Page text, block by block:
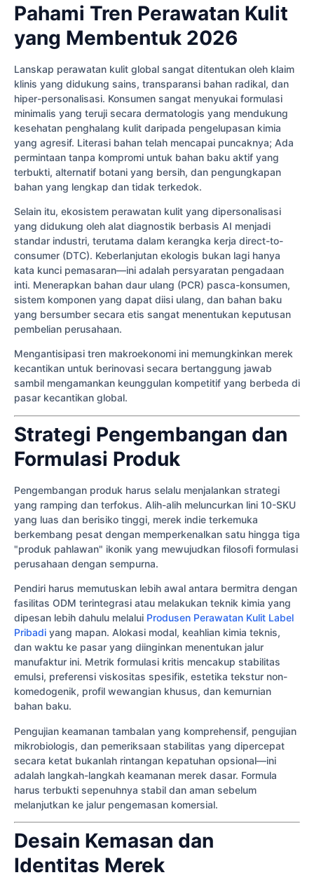
Pahami Tren Perawatan Kulit
yang Membentuk 2026
Lanskap perawatan kulit global sangat ditentukan oleh klaim
klinis yang didukung sains, transparansi bahan radikal, dan
hiper-personalisasi. Konsumen sangat menyukai formulasi
minimalis yang teruji secara dermatologis yang mendukung
kesehatan penghalang kulit daripada pengelupasan kimia
yang agresif. Literasi bahan telah mencapai puncaknya; Ada
permintaan tanpa kompromi untuk bahan baku aktif yang
terbukti, alternatif botani yang bersih, dan pengungkapan
bahan yang lengkap dan tidak terkedok.
Selain itu, ekosistem perawatan kulit yang dipersonalisasi
yang didukung oleh alat diagnostik berbasis AI menjadi
standar industri, terutama dalam kerangka kerja direct-to-
consumer (DTC). Keberlanjutan ekologis bukan lagi hanya
kata kunci pemasaran—ini adalah persyaratan pengadaan
inti. Menerapkan bahan daur ulang (PCR) pasca-konsumen,
sistem komponen yang dapat diisi ulang, dan bahan baku
yang bersumber secara etis sangat menentukan keputusan
pembelian perusahaan.
Mengantisipasi tren makroekonomi ini memungkinkan merek
kecantikan untuk berinovasi secara bertanggung jawab
sambil mengamankan keunggulan kompetitif yang berbeda di
pasar kecantikan global.
Strategi Pengembangan dan
Formulasi Produk
Pengembangan produk harus selalu menjalankan strategi
yang ramping dan terfokus. Alih-alih meluncurkan lini 10-SKU
yang luas dan berisiko tinggi, merek indie terkemuka
berkembang pesat dengan memperkenalkan satu hingga tiga
"produk pahlawan" ikonik yang mewujudkan filosofi formulasi
perusahaan dengan sempurna.
Pendiri harus memutuskan lebih awal antara bermitra dengan
fasilitas ODM terintegrasi atau melakukan teknik kimia yang
dipesan lebih dahulu melalui Produsen Perawatan Kulit Label
Pribadi yang mapan. Alokasi modal, keahlian kimia teknis,
dan waktu ke pasar yang diinginkan menentukan jalur
manufaktur ini. Metrik formulasi kritis mencakup stabilitas
emulsi, preferensi viskositas spesifik, estetika tekstur non-
komedogenik, profil wewangian khusus, dan kemurnian
bahan baku.
Pengujian keamanan tambalan yang komprehensif, pengujian
mikrobiologis, dan pemeriksaan stabilitas yang dipercepat
secara ketat bukanlah rintangan kepatuhan opsional—ini
adalah langkah-langkah keamanan merek dasar. Formula
harus terbukti sepenuhnya stabil dan aman sebelum
melanjutkan ke jalur pengemasan komersial.
Desain Kemasan dan
Identitas Merek